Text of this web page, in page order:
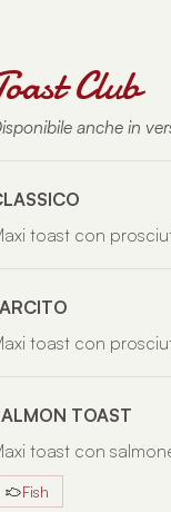
Club
anche in
toast con
toast con
TOAST
toast con
Fish